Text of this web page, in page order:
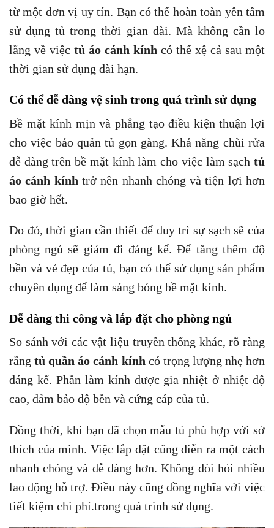
từ một đơn vị uy tín. Bạn có thể hoàn toàn yên tâm
sử dụng tủ trong thời gian dài. Mà không cần lo
lắng về việc tủ áo cánh kính có thể xệ cả sau một
thời gian sử dụng dài hạn.
Có thể dễ dàng vệ sinh trong quá trình sử dụng
Bề mặt kính mịn và phẳng tạo điều kiện thuận lợi
cho việc bảo quản tủ gọn gàng. Khả năng chùi rửa
dễ dàng trên bề mặt kính làm cho việc làm sạch tủ
áo cánh kính trở nên nhanh chóng và tiện lợi hơn
bao giờ hết.
Do đó, thời gian cần thiết để duy trì sự sạch sẽ của
phòng ngủ sẽ giảm đi đáng kể. Để tăng thêm độ
bền và vẻ đẹp của tủ, bạn có thể sử dụng sản phẩm
chuyên dụng để làm sáng bóng bề mặt kính.
Dễ dàng thi công và lắp đặt cho phòng ngủ
So sánh với các vật liệu truyền thống khác, rõ ràng
rằngtủ quần áo cánh kínhcó trọng lượng nhẹ hơn
đáng kể. Phần làm kính được gia nhiệt ở nhiệt độ
cao, đảm bảo độ bền và cứng cáp của tủ.
Đồng thời, khi bạn đã chọn mẫu tủ phù hợp với sở
thích của mình. Việc lắp đặt cũng diễn ra một cách
nhanh chóng và dễ dàng hơn. Không đòi hỏi nhiều
lao động hỗ trợ. Điều này cũng đồng nghĩa với việc
tiết kiệm chi phí.trong quá trình sử dụng.